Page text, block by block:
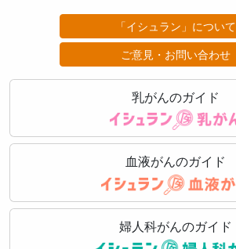
「イシュラン」について
ご意見・お問い合わせ
乳がんのガイド
血液がんのガイド
婦人科がんのガイド